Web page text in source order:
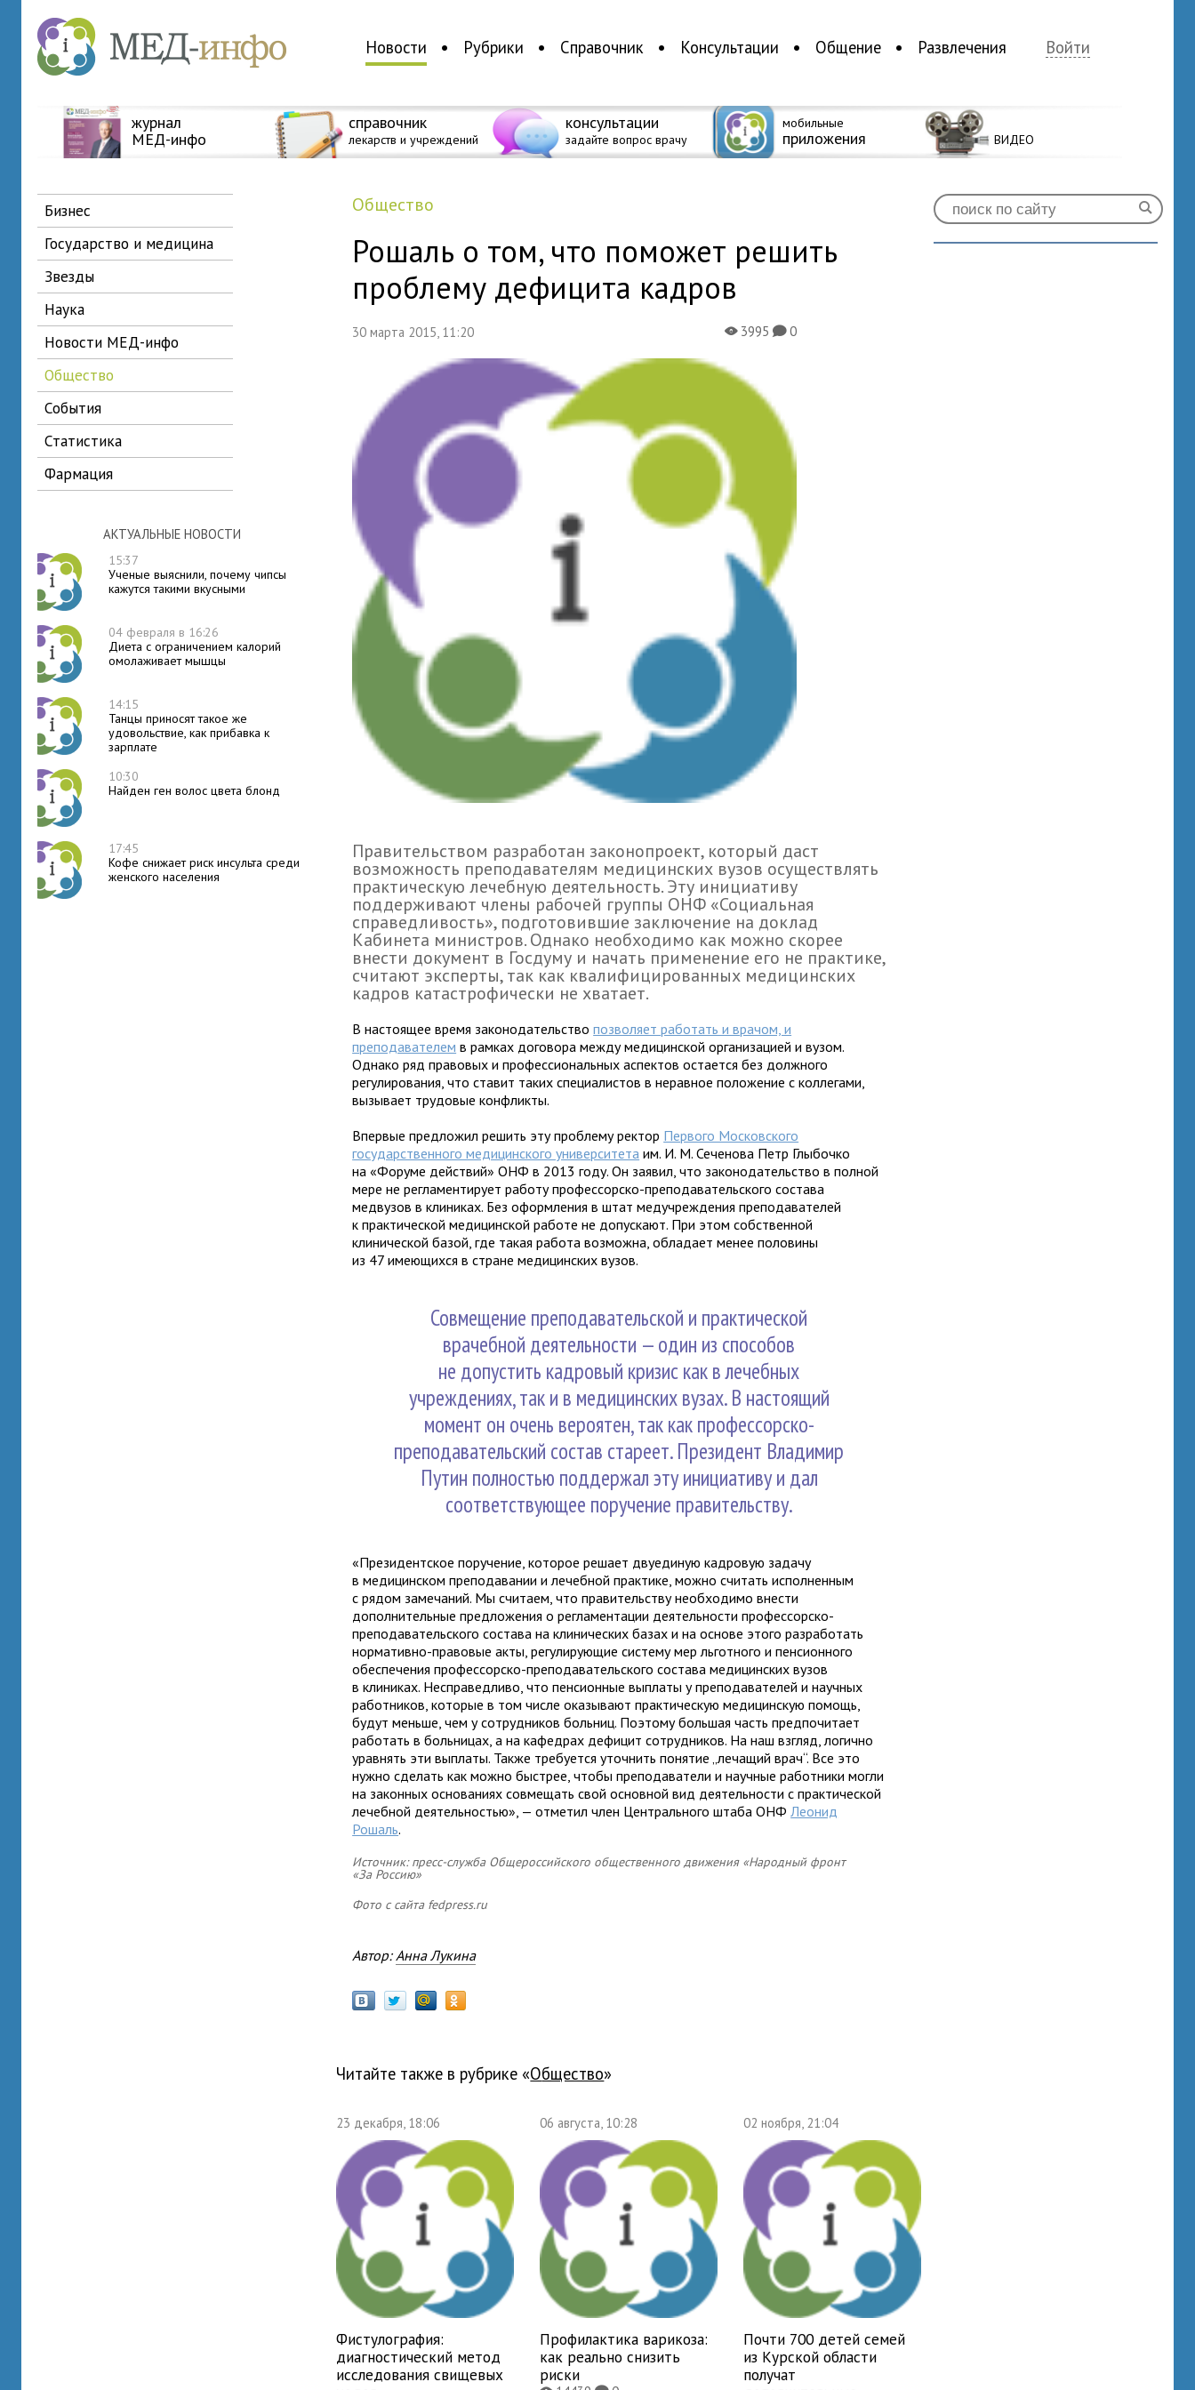
Новости Рубрики Справочник Консультации Общение Развлечения Войти
журнал
МЕД-инфо
справочник
лекарств и учреждений
консультации
задайте вопрос врачу
мобильные
приложения ВИДЕО
бизнес
государство и медицина
звезды
наука
новости МЕД-инфо
общество
события
статистика
фармация
АКТУАЛЬНЫЕ НОВОСТИ
15:37
Ученые выяснили, почему чипсы
кажутся такими вкусными
04 февраля в 16:26
Диета с ограничением калорий
омолаживает мышцы
14:15
Танцы приносят такое же
удовольствие, как прибавка к
зарплате
10:30
Найден ген волос цвета блонд
17:45
Кофе снижает риск инсульта среди
женского населения
общество
Рошаль о том, что поможет решить
проблему дефицита кадров
30 марта 2015, 11:20 X3995K0
Правительством разработан законопроект, который даст
возможность преподавателям медицинских вузов осуществлять
практическую лечебную деятельность. Эту инициативу
поддерживают члены рабочей группы ОНФ «Социальная
справедливость», подготовившие заключение на доклад
Кабинета министров. Однако необходимо как можно скорее
внести документ в Госдуму и начать применение его не практике,
считают эксперты, так как квалифицированных медицинских
кадров катастрофически не хватает.
В настоящее время законодательствопозволяет работать и врачом, и
преподавателем в рамках договора между медицинской организацией и вузом.
Однако ряд правовых и профессиональных аспектов остается без должного
регулирования, что ставит таких специалистов в неравное положение с коллегами,
вызывает трудовые конфликты.
Впервые предложил решить эту проблему ректор Первого Московского
государственного медицинского университета им. И. М. Сеченова Петр Глыбочко
на «Форуме действий» ОНФ в 2013 году. Он заявил, что законодательство в полной
мере не регламентирует работу профессорско-преподавательского состава
медвузов в клиниках. Без оформления в штат медучреждения преподавателей
к практической медицинской работе не допускают. При этом собственной
клинической базой, где такая работа возможна, обладает менее половины
из 47 имеющихся в стране медицинских вузов.
Совмещение преподавательской и практической
врачебной деятельности — один из способов
не допустить кадровый кризис как в лечебных
учреждениях, так и в медицинских вузах. В настоящий
момент он очень вероятен, так как профессорско-
преподавательский состав стареет. Президент Владимир
Путин полностью поддержал эту инициативу и дал
соответствующее поручение правительству.
«Президентское поручение, которое решает двуединую кадровую задачу
в медицинском преподавании и лечебной практике, можно считать исполненным
с рядом замечаний. Мы считаем, что правительству необходимо внести
дополнительные предложения о регламентации деятельности профессорско-
преподавательского состава на клинических базах и на основе этого разработать
нормативно-правовые акты, регулирующие систему мер льготного и пенсионного
обеспечения профессорско-преподавательского состава медицинских вузов
в клиниках. Несправедливо, что пенсионные выплаты у преподавателей и научных
работников, которые в том числе оказывают практическую медицинскую помощь,
будут меньше, чем у сотрудников больниц. Поэтому большая часть предпочитает
работать в больницах, а на кафедрах дефицит сотрудников. На наш взгляд, логично
уравнять эти выплаты. Также требуется уточнить понятие „лечащий врач“. Все это
нужно сделать как можно быстрее, чтобы преподаватели и научные работники могли
на законных основаниях совмещать свой основной вид деятельности с практической
лечебной деятельностью», — отметил член Центрального штаба ОНФЛеонид
Рошаль.
Источник: пресс-служба Общероссийского общественного движения «Народный фронт
«За Россию»
Фото с сайта fedpress.ru
Автор:Анна Лукина
Читайте также в рубрике « общество»
23 декабря, 18:06
Фистулография:
диагностический метод
исследования свищевых
06 августа, 10:28
Профилактика варикоза:
как реально снизить
риски
02 ноября, 21:04
Почти 700 детей семей
из Курской области
получат